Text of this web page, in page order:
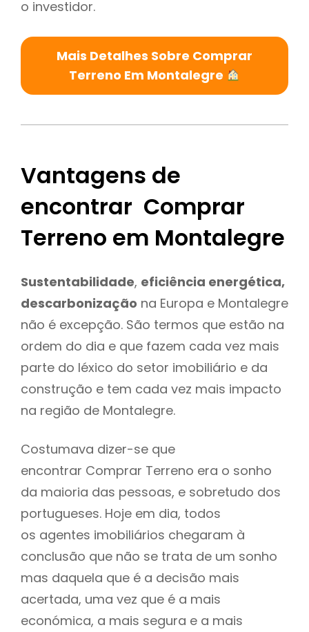
o investidor.
Mais Detalhes Sobre Comprar
Terreno Em Montalegre
Vantagens de
encontrar Comprar
Terreno em Montalegre
Sustentabilidade, eficiência energética,
descarbonização na Europa e Montalegre
não é excepção. São termos que estão na
ordem do dia e que fazem cada vez mais
parte do léxico do setor imobiliário e da
construção e tem cada vez mais impacto
na região de Montalegre.
Costumava dizer-se que
encontrar Comprar Terreno era o sonho
da maioria das pessoas, e sobretudo dos
portugueses. Hoje em dia, todos
os agentes imobiliários chegaram à
conclusão que não se trata de um sonho
mas daquela que é a decisão mais
acertada, uma vez que é a mais
económica, a mais segura e a mais